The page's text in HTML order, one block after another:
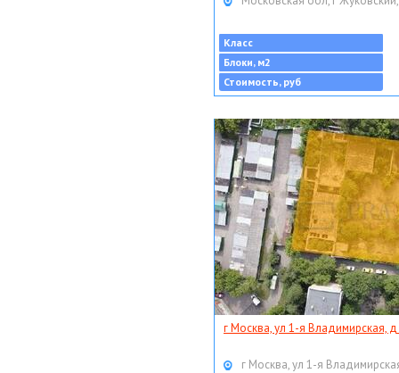
Класс
Блоки, м2
Стоимость, руб
г Москва, ул 1-я Владимирская, д
г Москва, ул 1-я